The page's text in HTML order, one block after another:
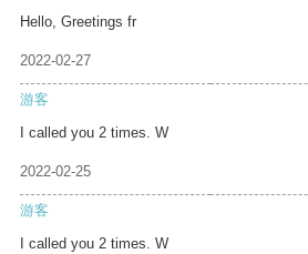
Hello, Greetings fr
2022-02-27
游客
I called you 2 times. W
2022-02-25
游客
I called you 2 times. W